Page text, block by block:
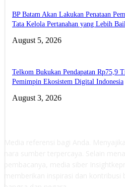
BP Batam Akan Lakukan Penataan
Tata Kelola Pertanahan yang Lebih
August 5, 2026
Telkom Bukukan Pendapatan Rp75,9
Pemimpin Ekosistem Digital Indonesia
August 3, 2026